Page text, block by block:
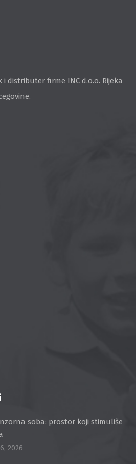
distributer firme INC d.o.o. Rijeka
soba: prostor koji stimuliše
2026